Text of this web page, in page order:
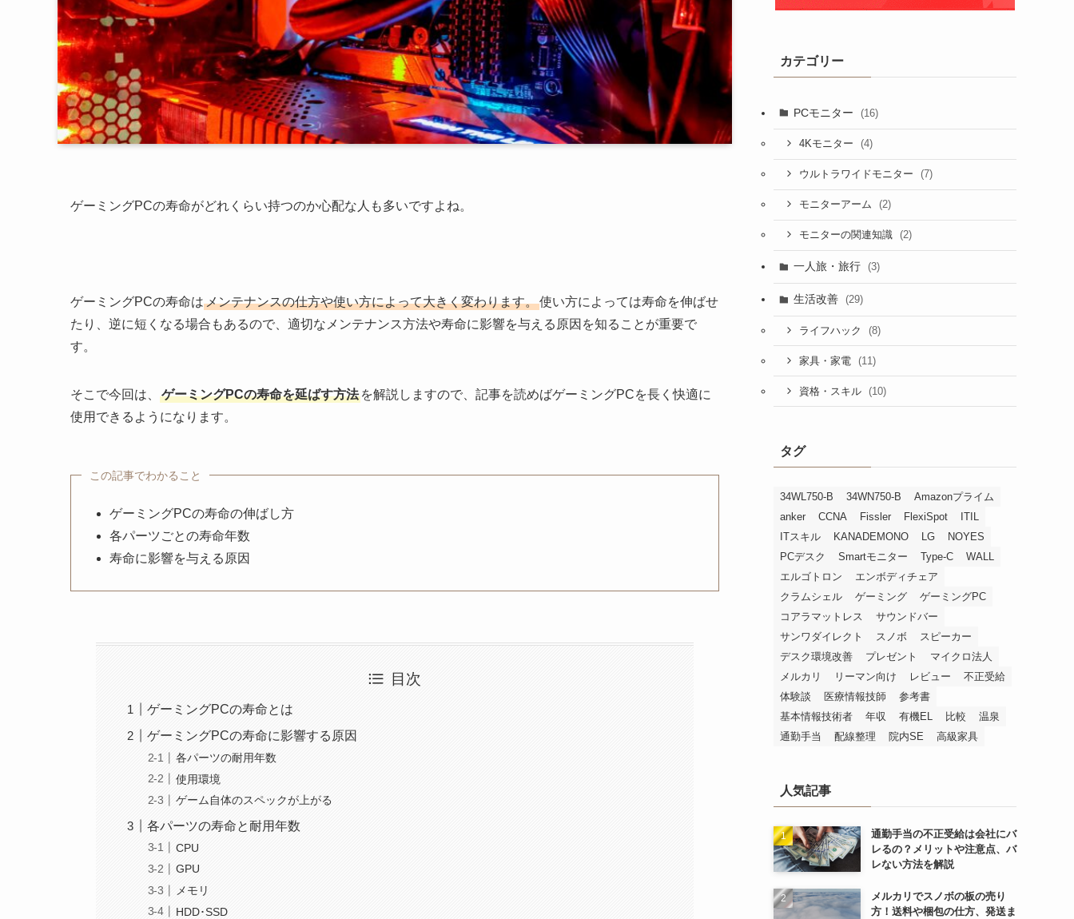
ゲーミングPCの寿命がどれくらい持つのか心配な人も多いですよね。
ゲーミングPCの寿命はメンテナンスの仕方や使い方によって大きく変わります。使い方によっては寿命を伸ばせ
たり、逆に短くなる場合もあるので、適切なメンテナンス方法や寿命に影響を与える原因を知ることが重要で
す。
そこで今回は、 ゲーミングPCの寿命を延ばす方法 を解説しますので、記事を読めばゲーミングPCを長く快適に
使用できるようになります。
この記事でわかること
ゲーミングPCの寿命の伸ばし方
各パーツごとの寿命年数
寿命に影響を与える原因
目次
ゲーミングPCの寿命とは
ゲーミングPCの寿命に影響する原因
各パーツの耐用年数
使用環境
ゲーム自体のスペックが上がる
各パーツの寿命と耐用年数
CPU
GPU
メモリ
HDD･SSD
カテゴリー
PCモニター (16)
4Kモニター (4)
ウルトラワイドモニター (7)
モニターアーム (2)
モニターの関連知識 (2)
一人旅・旅行 (3)
生活改善 (29)
ライフハック (8)
家具・家電 (11)
資格・スキル (10)
タグ
34WL750-B 34WN750-B
Amazonプライム
anker
CCNA Fissler FlexiSpot
ITIL
ITスキル
KANADEMONO LG
NOYES
PCデスク
Smartモニター Type-C
WALL
エルゴトロン
エンボディチェア
クラムシェル
ゲーミング
ゲーミングPC
コアラマットレス
サウンドバー
サンワダイレクト
スノボ
スピーカー
デスク環境改善
プレゼント
マイクロ法人
メルカリ
リーマン向け レビュー
不正受給
体験談
医療情報技師
参考書
基本情報技術者
年収 有機EL 比較
温泉
通勤手当
配線整理 院内SE 高級家具
人気記事
通勤手当の不正受給は会社にバ
レるの？メリットや注意点、バ
レない方法を解説
メルカリでスノボの板の売り
方！送料や梱包の仕方、発送ま